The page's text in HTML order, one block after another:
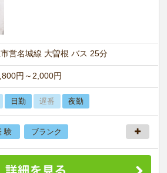
営名城線 大曽根 バス 25分
円～2,000円
日勤 遅番 夜勤
験 ブランク